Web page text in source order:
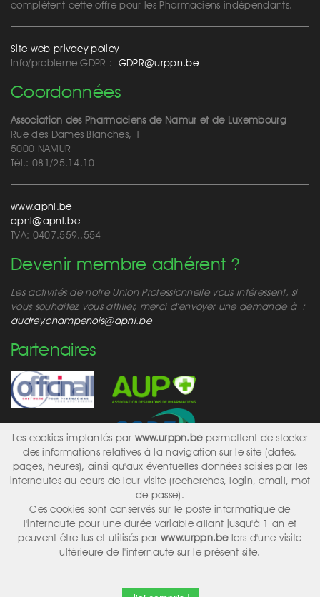
complètent cette offre pour les Pharmaciens indépendants.
Site web privacy policy
Info/problème GDPR : GDPR@urppn.be
Coordonnées
Association des Pharmaciens de Namur et de Luxembourg
Rue des Dames Blanches, 1
5000 NAMUR
Tél.: 081/25.14.10
www.apnl.be
apnl@apnl.be
TVA: 0407.559..554
Devenir membre adhérent ?
Les activités de notre Union Professionnelle vous intéressent, si
vous souhaitez vous affilier, merci d’envoyer une demande à :
audrey.champenois@apnl.be
Partenaires
Réseaux sociaux
Design & ConceptionAlka
Les cookies implantés par www.urppn.be permettent de stocker
des informations relatives à la navigation sur le site (dates,
pages, heures), ainsi qu'aux éventuelles données saisies par les
internautes au cours de leur visite (recherches, login, email, mot
de passe).
Ces cookies sont conservés sur le poste informatique de
l'internaute pour une durée variable allant jusqu'à 1 an et
peuvent être lus et utilisés par www.urppn.belors d'une visite
ultérieure de l'internaute sur le présent site.